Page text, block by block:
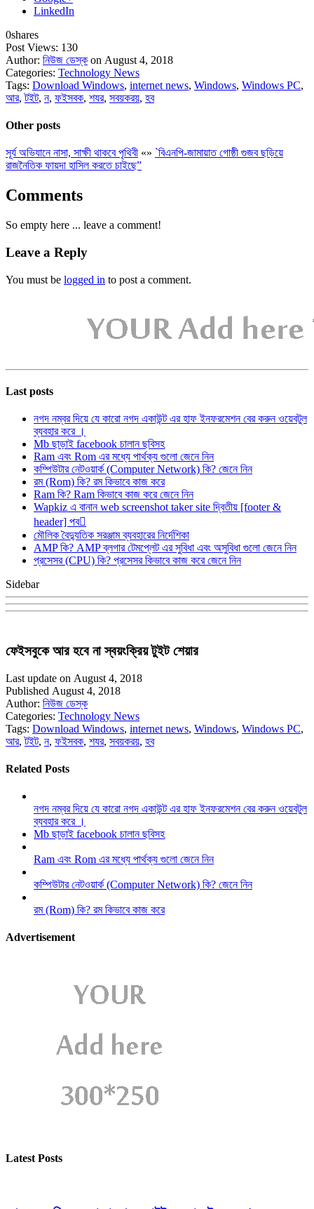
LinkedIn
0shares
Post Views: 130
Author: নিউজ ডেস্ক on August 4, 2018
Categories: Technology News
Tags: Download Windows, internet news, Windows, Windows PC,
আর,টইট, ন, ফইসবক, শযর, সবয়করয়, হব
Other posts
সূর্য অভিযানে নাসা, সাক্ষী থাকবে পৃথিবী «» `বিএনপি-জামায়াত গোষ্ঠী গুজব ছড়িয়ে
রাজনৈতিক ফায়দা হাসিল করতে চাইছে”
Comments
So empty here ... leave a comment!
Leave a Reply
You must be logged in to post a comment.
Last posts
নগদ নম্বর দিয়ে যে কারো নগদ একাউন্ট এর হাফ ইনফরমেশন বের করুন ওয়েবটুল
ব্যবহার করে ।
Mb ছাড়াই facebook চালান ছবিসহ
Ram এবং Rom এর মধ্যে পার্থক্য গুলো জেনে নিন
কম্পিউটার নেটওয়ার্ক (Computer Network) কি? জেনে নিন
রম (Rom) কি? রম কিভাবে কাজ করে
Ram কি? Ram কিভাবে কাজ করে জেনে নিন
Wapkiz এ বানান web screenshot taker site দ্বিতীয় [footer &
header] পব
মৌলিক বৈদ্যুতিক সরঞ্জাম ব্যবহারের নির্দেশিকা
AMP কি? AMP ব্লগার টেমপ্লেট এর সুবিধা এবং অসুবিধা গুলো জেনে নিন
প্রসেসর (CPU) কি? প্রসেসর কিভাবে কাজ করে জেনে নিন
Sidebar
ফেইসবুকে আর হবে না স্বয়ংক্রিয় টুইট শেয়ার
Last update on August 4, 2018
Published August 4, 2018
Author: নিউজ ডেস্ক
Categories: Technology News
Tags: Download Windows, internet news, Windows, Windows PC,
আর,টইট, ন, ফইসবক, শযর, সবয়করয়, হব
Related Posts
নগদ নম্বর দিয়ে যে কারো নগদ একাউন্ট এর হাফ ইনফরমেশন বের করুন ওয়েবটুল
ব্যবহার করে ।
Mb ছাড়াই facebook চালান ছবিসহ
Ram এবং Rom এর মধ্যে পার্থক্য গুলো জেনে নিন
কম্পিউটার নেটওয়ার্ক (Computer Network) কি? জেনে নিন
রম (Rom) কি? রম কিভাবে কাজ করে
Advertisement
Latest Posts